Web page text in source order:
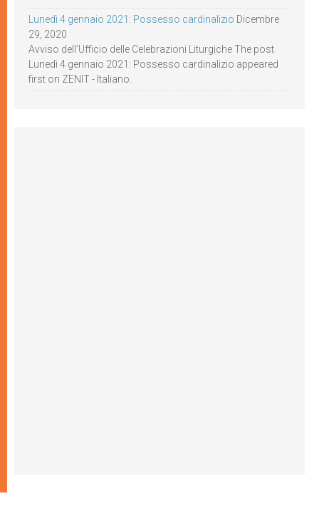
Lunedì 4 gennaio 2021: Possesso cardinalizio Dicembre
29, 2020
Avviso dell’Ufficio delle Celebrazioni Liturgiche The post
Lunedì 4 gennaio 2021: Possesso cardinalizio appeared
first on ZENIT - Italiano.